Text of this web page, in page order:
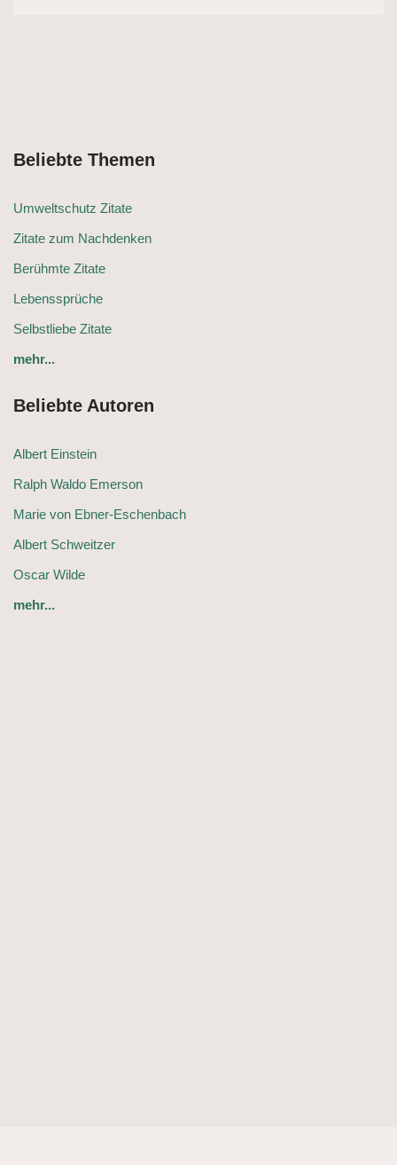
Beliebte Themen
Umweltschutz Zitate
Zitate zum Nachdenken
Berühmte Zitate
Lebenssprüche
Selbstliebe Zitate
mehr...
Beliebte Autoren
Albert Einstein
Ralph Waldo Emerson
Marie von Ebner-Eschenbach
Albert Schweitzer
Oscar Wilde
mehr...